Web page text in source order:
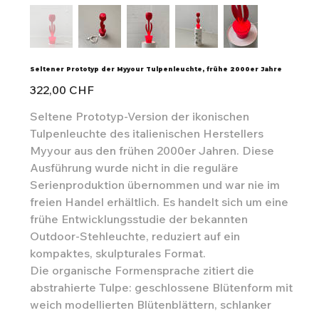
Seltener Prototyp der Myyour Tulpenleuchte, frühe 2000er Jahre
Preis
322,00 CHF
Seltene Prototyp-Version der ikonischen
Tulpenleuchte des italienischen Herstellers
Myyour aus den frühen 2000er Jahren. Diese
Ausführung wurde nicht in die reguläre
Serienproduktion übernommen und war nie im
freien Handel erhältlich. Es handelt sich um eine
frühe Entwicklungsstudie der bekannten
Outdoor-Stehleuchte, reduziert auf ein
kompaktes, skulpturales Format.
Die organische Formensprache zitiert die
abstrahierte Tulpe: geschlossene Blütenform mit
weich modellierten Blütenblättern, schlanker